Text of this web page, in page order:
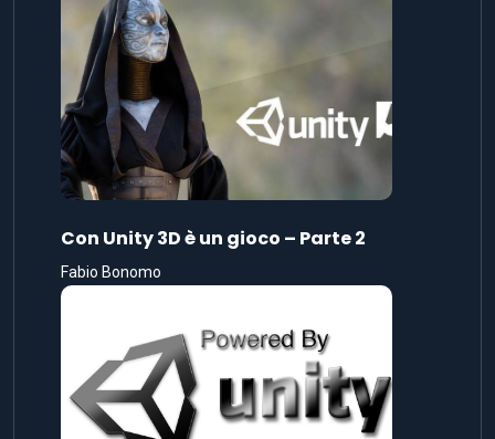
Con Unity 3D è un gioco – Parte 2
Fabio Bonomo